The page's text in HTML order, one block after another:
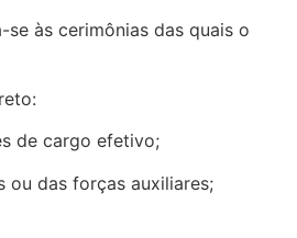
às cerimônias das quais o
de cargo efetivo;
ou das forças auxiliares;